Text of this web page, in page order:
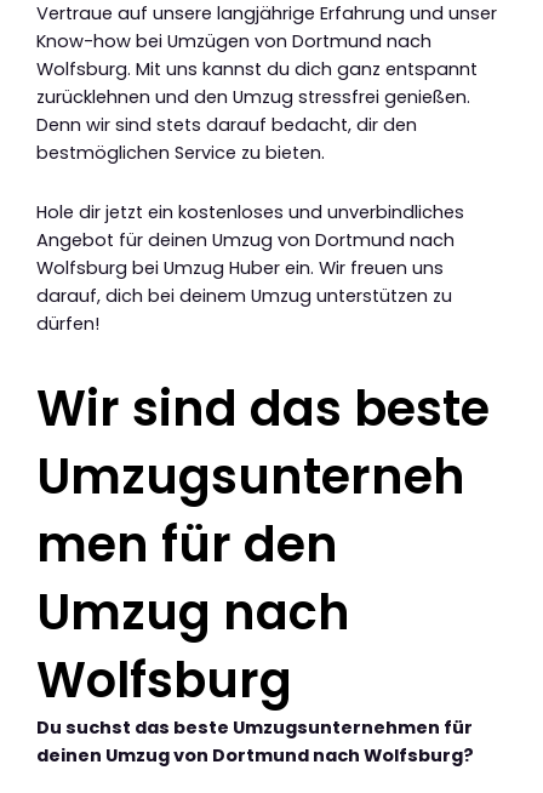
Vertraue auf unsere langjährige Erfahrung und unser
Know-how bei Umzügen von Dortmund nach
Wolfsburg. Mit uns kannst du dich ganz entspannt
zurücklehnen und den Umzug stressfrei genießen.
Denn wir sind stets darauf bedacht, dir den
bestmöglichen Service zu bieten.
Hole dir jetzt ein kostenloses und unverbindliches
Angebot für deinen Umzug von Dortmund nach
Wolfsburg bei Umzug Huber ein. Wir freuen uns
darauf, dich bei deinem Umzug unterstützen zu
dürfen!
Wir sind das beste
Umzugsunterneh
men für den
Umzug nach
Wolfsburg
Du suchst das beste Umzugsunternehmen für
deinen Umzug von Dortmund nach Wolfsburg?